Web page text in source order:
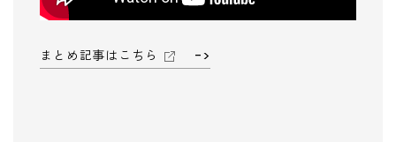
まとめ記事はこちら